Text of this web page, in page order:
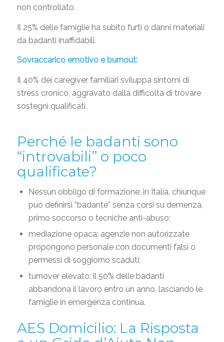
non controllato.
Il 25% delle famiglie ha subito furti o danni materiali
da badanti inaffidabili.
Sovraccarico emotivo e burnout:
Il 40% dei caregiver familiari sviluppa sintomi di
stress cronico, aggravato dalla difficoltà di trovare
sostegni qualificati.
Perché le badanti sono
“introvabili” o poco
qualificate?
Nessun obbligo di formazione: in Italia, chiunque
può definirsi “badante” senza corsi su demenza,
primo soccorso o tecniche anti-abuso;
mediazione opaca: agenzie non autorizzate
propongono personale con documenti falsi o
permessi di soggiorno scaduti;
turnover elevato: il 50% delle badanti
abbandona il lavoro entro un anno, lasciando le
famiglie in emergenza continua.
AES Domicilio: La Risposta